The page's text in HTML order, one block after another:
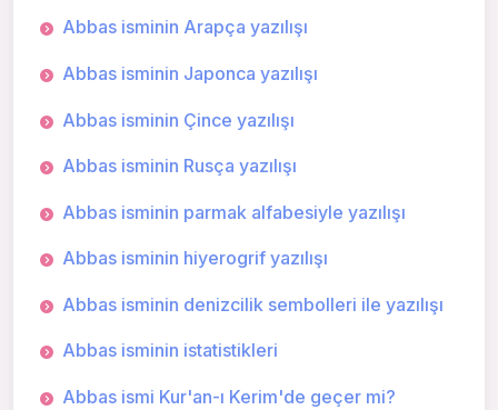
Abbas isminin Arapça yazılışı
Abbas isminin Japonca yazılışı
Abbas isminin Çince yazılışı
Abbas isminin Rusça yazılışı
Abbas isminin parmak alfabesiyle yazılışı
Abbas isminin hiyerogrif yazılışı
Abbas isminin denizcilik sembolleri ile yazılışı
Abbas isminin istatistikleri
Abbas ismi Kur'an-ı Kerim'de geçer mi?